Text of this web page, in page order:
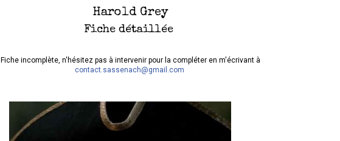
Harold Grey
Fiche détaillée
Fiche incomplète, n'hésitez pas à intervenir pour la compléter en m'écrivant à
contact.sassenach@gmail.com